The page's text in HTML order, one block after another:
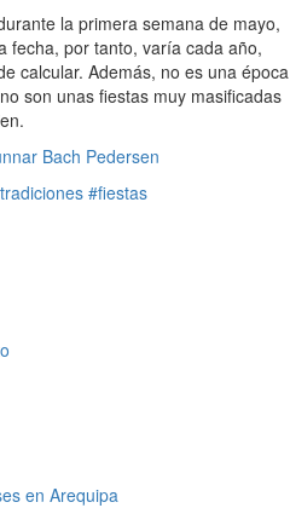
la primera semana de mayo,
fecha, por tanto, varía cada año,
calcular. Además, no es una época
son unas fiestas muy masificadas
Bach Pedersen
#fiestas
en Arequipa